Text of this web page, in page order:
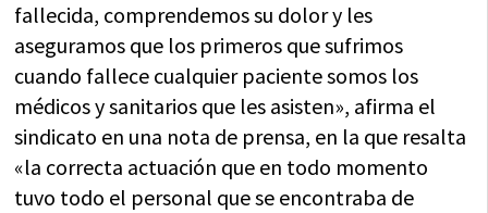
fallecida, comprendemos su dolor y les
aseguramos que los primeros que sufrimos
cuando fallece cualquier paciente somos los
médicos y sanitarios que les asisten», afirma el
sindicato en una nota de prensa, en la que resalta
«la correcta actuación que en todo momento
tuvo todo el personal que se encontraba de